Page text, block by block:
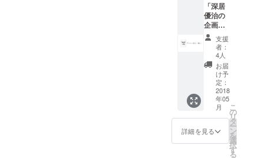
「深居
優治の
企画を
応援し
たい天
使様
へ」 ◯
サイン
入りお
礼ポス
トカー
ド ◯ク
レジッ
ト名入
れ＜特
支援
者：
4人
お届
け予
定：
2018
年05
月
詳細を見る
こ
の
リ
タ
ー
ン
を
選
択
す
る